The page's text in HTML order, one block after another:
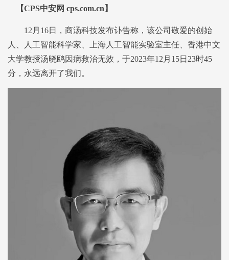
【CPS中安网 cps.com.cn】
12月16日，商汤科技发布讣告称，该公司敬爱的创始
人、人工智能科学家、上海人工智能实验室主任、香港中文
大学教授汤晓鸥因病救治无效，于2023年12月15日23时45
分，永远离开了我们。